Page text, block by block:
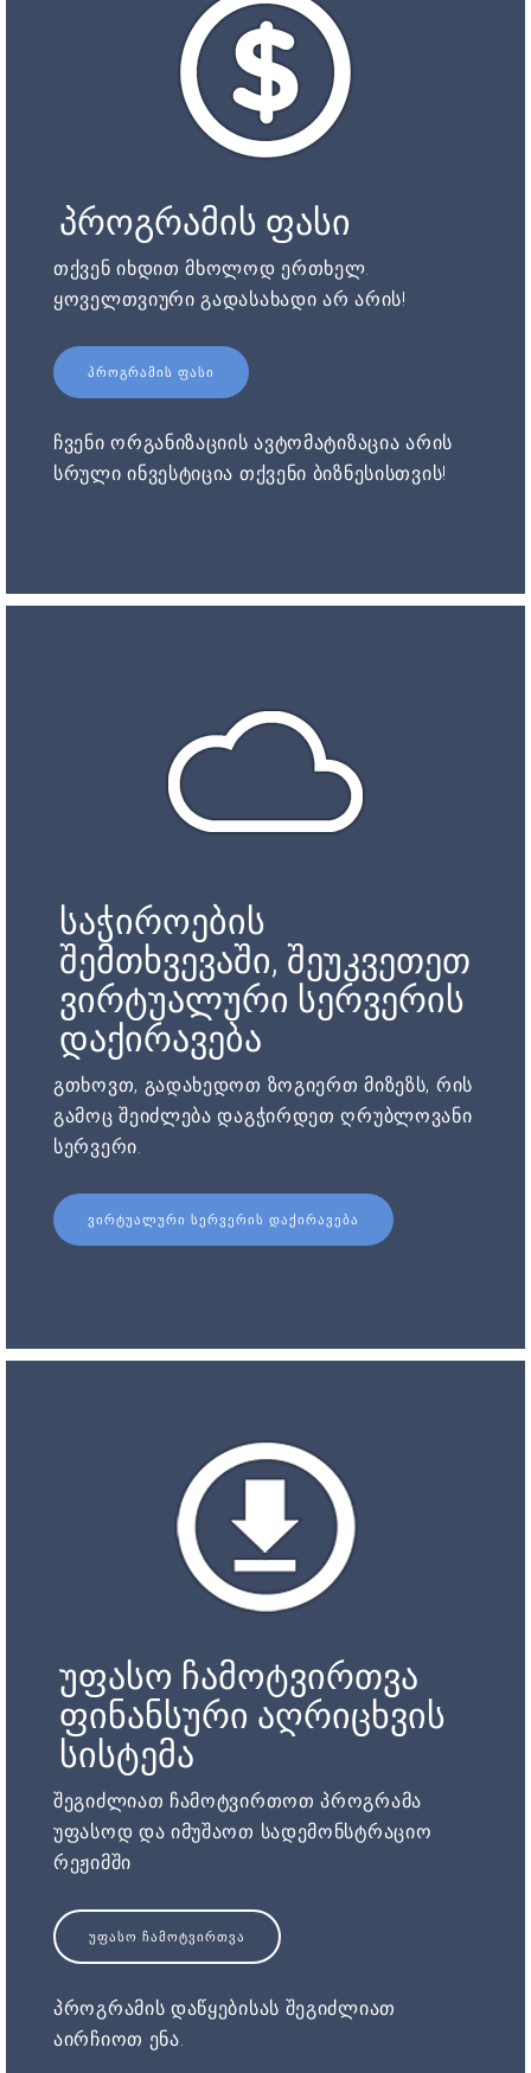
პროგრამის ფასი
თქვენ იხდით მხოლოდ ერთხელ.
ყოველთვიური გადასახადი არ არის!
ᲞᲠᲝᲒᲠᲐᲛᲘᲡ ᲤᲐᲡᲘ
ჩვენი ორგანიზაციის ავტომატიზაცია არის
სრული ინვესტიცია თქვენი ბიზნესისთვის!
საჭიროების
შემთხვევაში, შეუკვეთეთ
ვირტუალური სერვერის
დაქირავება
გთხოვთ, გადახედოთ ზოგიერთ მიზეზს, რის
გამოც შეიძლება დაგჭირდეთ ღრუბლოვანი
სერვერი.
ᲕᲘᲠᲢᲣᲐᲚᲣᲠᲘ ᲡᲔᲠᲕᲔᲠᲘᲡ ᲓᲐᲥᲘᲠᲐᲕᲔᲑᲐ
უფასო ჩამოტვირთვა
ფინანსური აღრიცხვის
სისტემა
შეგიძლიათ ჩამოტვირთოთ პროგრამა
უფასოდ და იმუშაოთ სადემონსტრაციო
რეჟიმში
ᲣᲤᲐᲡᲝ ᲩᲐᲛᲝᲢᲕᲘᲠᲗᲕᲐ
პროგრამის დაწყებისას შეგიძლიათ
აირჩიოთ ენა.